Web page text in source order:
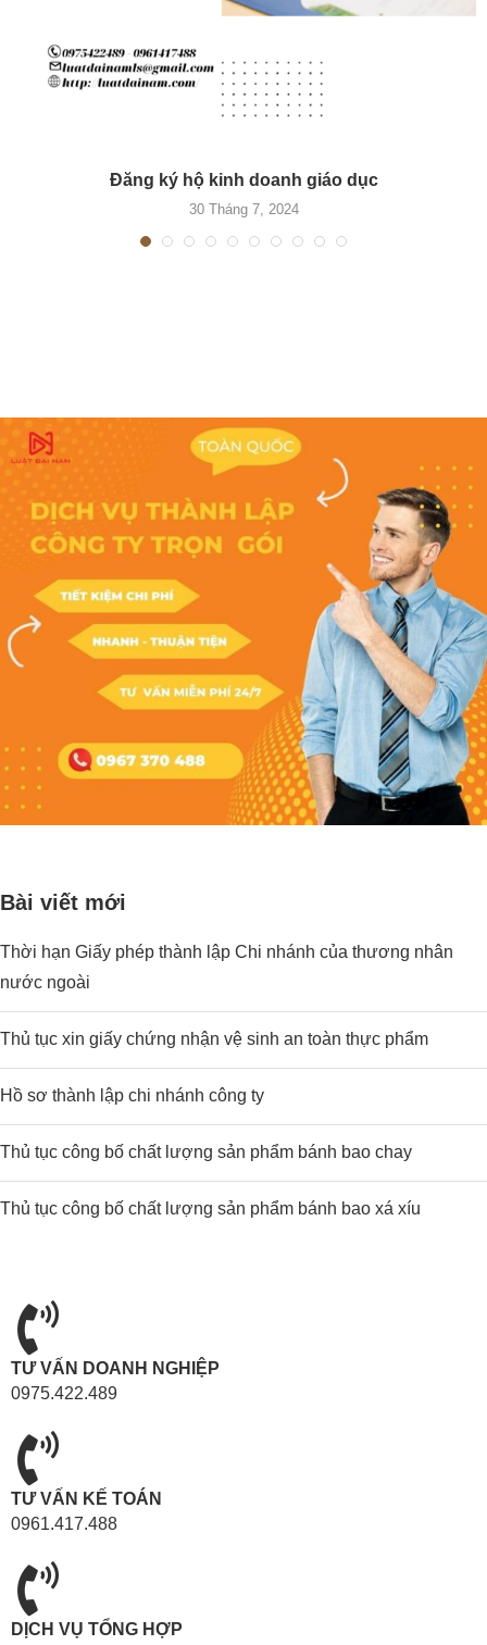
Đăng ký hộ kinh doanh giáo dục
30 Tháng 7, 2024
Bài viết mới
Thời hạn Giấy phép thành lập Chi nhánh của thương nhân
nước ngoài
Thủ tục xin giấy chứng nhận vệ sinh an toàn thực phẩm
Hồ sơ thành lập chi nhánh công ty
Thủ tục công bố chất lượng sản phẩm bánh bao chay
Thủ tục công bố chất lượng sản phẩm bánh bao xá xíu
TƯ VẤN DOANH NGHIỆP
0975.422.489
TƯ VẤN KẾ TOÁN
0961.417.488
DỊCH VỤ TỔNG HỢP